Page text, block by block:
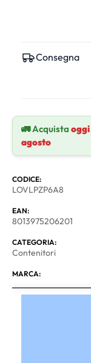
Consegna
🚛 Acquista oggi
agosto
CODICE:
LOVLPZP6A8
EAN:
8013975206201
CATEGORIA:
Contenitori
MARCA: